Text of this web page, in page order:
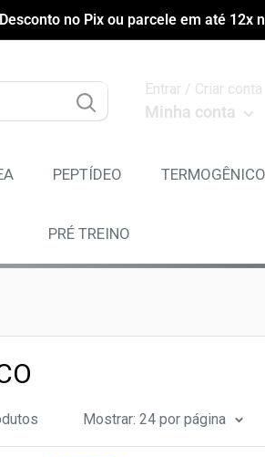
no Pix ou parcele em até 12x
Entrar / Criar conta
Minha conta
PEPTÍDEO TERMOGÊNICO
PRÉ TREINO
Mostrar: 24 por página